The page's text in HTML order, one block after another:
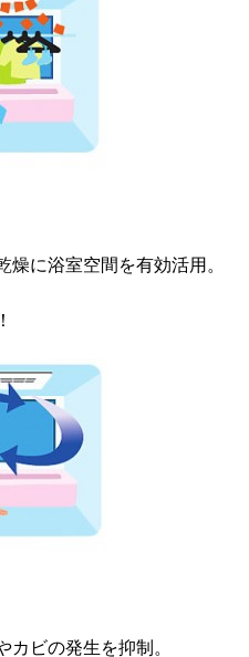
に浴室空間を有効活用。
ビの発生を抑制。